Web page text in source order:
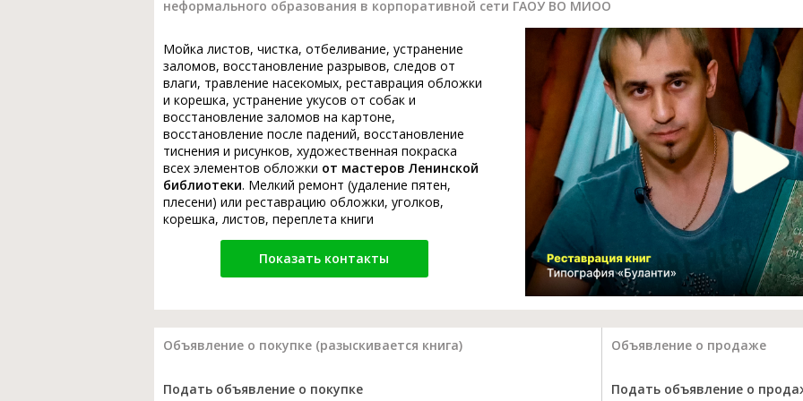
неформального образования в корпоративной сети ГАОУ ВО МИОО
Мойка листов, чистка, отбеливание, устранение
заломов, восстановление разрывов, следов от
влаги, травление насекомых, реставрация обложки
и корешка, устранение укусов от собак и
восстановление заломов на картоне,
восстановление после падений, восстановление
тиснения и рисунков, художественная покраска
всех элементов обложки от мастеров Ленинской
библиотеки. Мелкий ремонт (удаление пятен,
плесени) или реставрацию обложки, уголков,
корешка, листов, переплета книги
Показать контакты
Объявление о покупке (разыскивается книга) Объявление о продаже
Подать объявление о покупке Подать объявление о